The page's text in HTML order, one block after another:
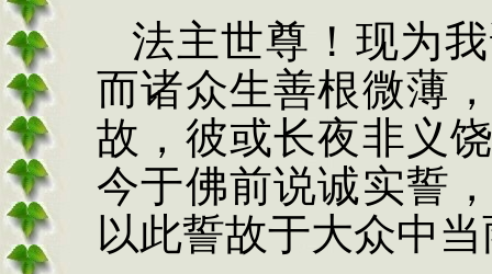
法主世尊！现为
而诸众生善根微薄
故，彼或长夜非义
今于佛前说诚实誓
以此誓故于大众中